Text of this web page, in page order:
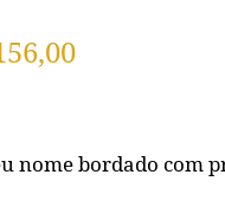
nome bordado com